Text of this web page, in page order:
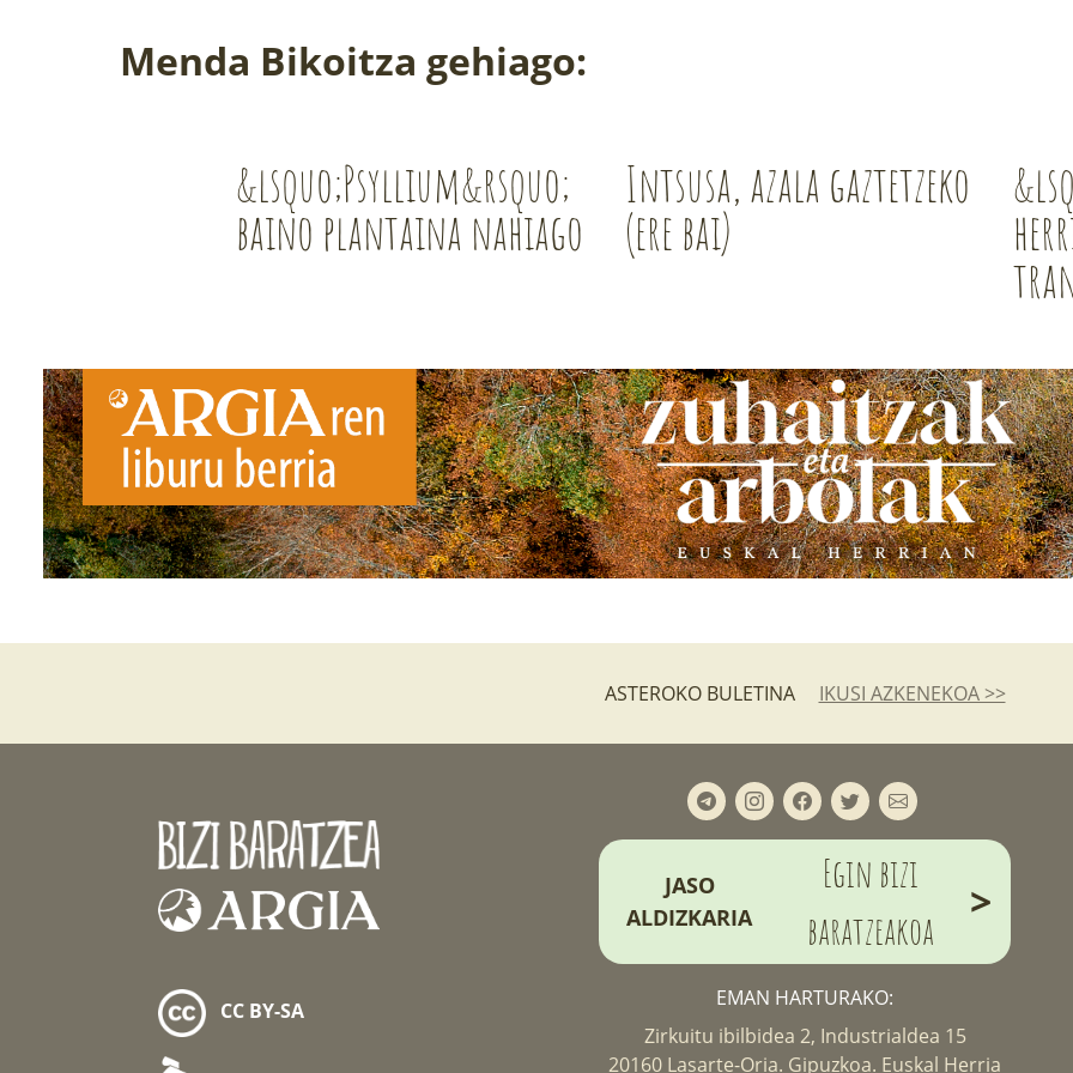
Menda Bikoitza gehiago:
&lsquo;Psyllium&rsquo;
baino plantaina nahiago
Intsusa, azala gaztetzeko
(ere bai)
ASTEROKO BULETINA IKUSI AZKENEKOA >>
CC BY-SA
JASO
ALDIZKARIA
Egin bizi
baratzeakoa
>
EMAN HARTURAKO:
Zirkuitu ibilbidea 2, Industrialdea 15
20160 Lasarte-Oria. Gipuzkoa. Euskal Herria